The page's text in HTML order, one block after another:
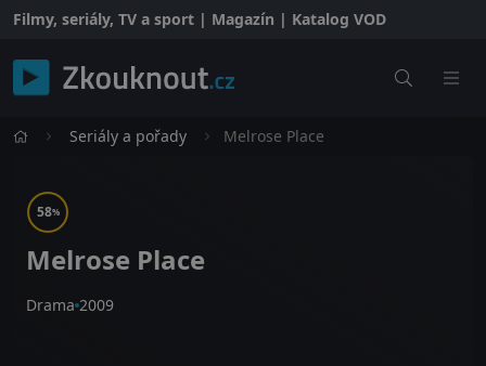
Filmy, seriály, TV a sport | Magazín | Katalog VOD
Seriály a pořady Melrose Place
58%
Melrose Place
Drama 2009